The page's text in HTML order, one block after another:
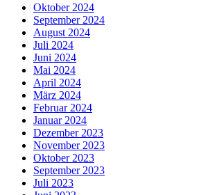
Oktober 2024
September 2024
August 2024
Juli 2024
Juni 2024
Mai 2024
April 2024
März 2024
Februar 2024
Januar 2024
Dezember 2023
November 2023
Oktober 2023
September 2023
Juli 2023